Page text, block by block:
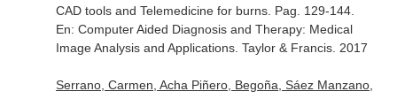
CAD tools and Telemedicine for burns. Pag. 129-144.
En: Computer Aided Diagnosis and Therapy: Medical
Image Analysis and Applications. Taylor & Francis. 2017
Serrano, Carmen, Acha Piñero, Begoña, Sáez Manzano,